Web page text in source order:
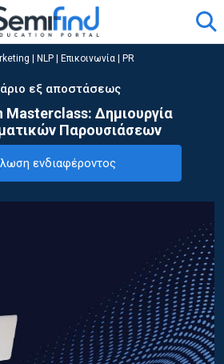
NLP | Επικοινωνία | PR
εξ αποστάσεως
Δημιουργία
Παρουσιάσεων
ενδιαφέροντος